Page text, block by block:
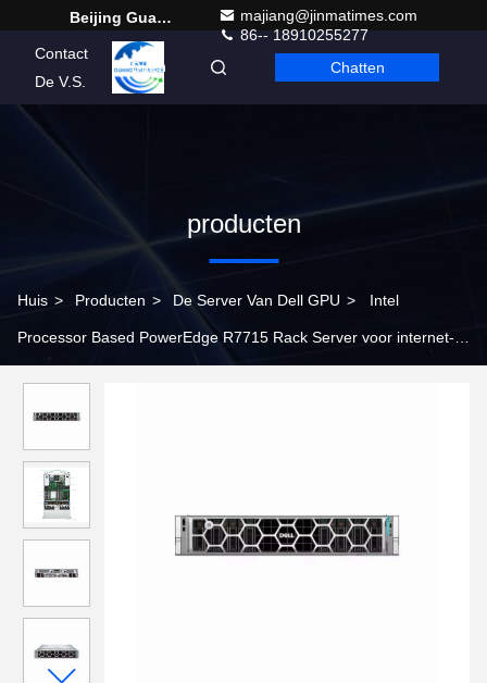
Beijing Guangtian Runze Technology Co., Ltd.
majiang@jinmatimes.com
86-- 18910255277
Contact
De V.S.
Dutch Chatten
producten
Huis > Producten > De Server Van Dell GPU > Intel
Processor Based PowerEdge R7715 Rack Server voor internet-